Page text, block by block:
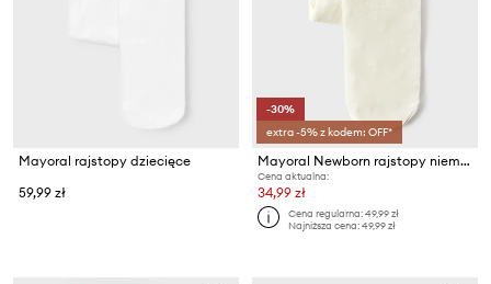
Mayoral rajstopy dziecięce
59,99 zł
-30%
extra -5% z kodem: OFF*
Mayoral Newborn rajstopy niemowlęce
Cena aktualna:
34,99 zł
Cena regularna:49,99 zł
Najniższa cena:49,99 zł